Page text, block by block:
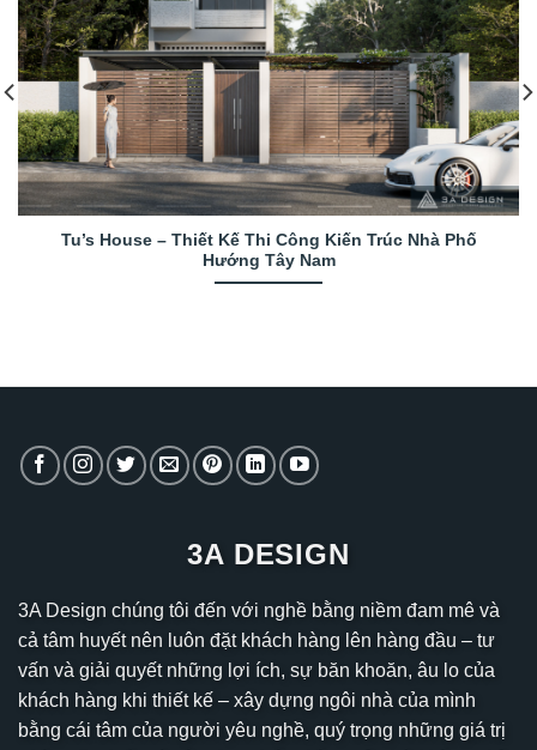
Tu’s House – Thiết Kế Thi Công Kiến Trúc Nhà Phố
Hướng Tây Nam
3A DESIGN
3A Design chúng tôi đến với nghề bằng niềm đam mê và
cả tâm huyết nên luôn đặt khách hàng lên hàng đầu – tư
vấn và giải quyết những lợi ích, sự băn khoăn, âu lo của
khách hàng khi thiết kế – xây dựng ngôi nhà của mình
bằng cái tâm của người yêu nghề, quý trọng những giá trị